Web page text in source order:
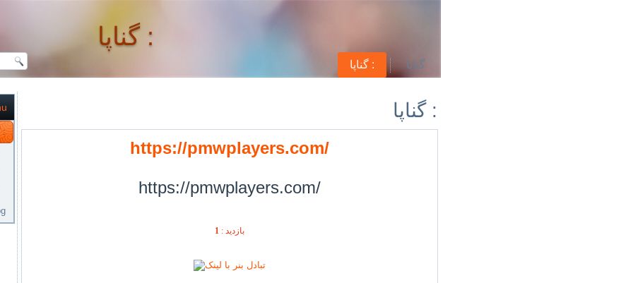
گناپا :
گناپا : گناپا
گناپا :
گناپا :
https://pmwplayers.com/
https://pmwplayers.com/
بازديد : 1